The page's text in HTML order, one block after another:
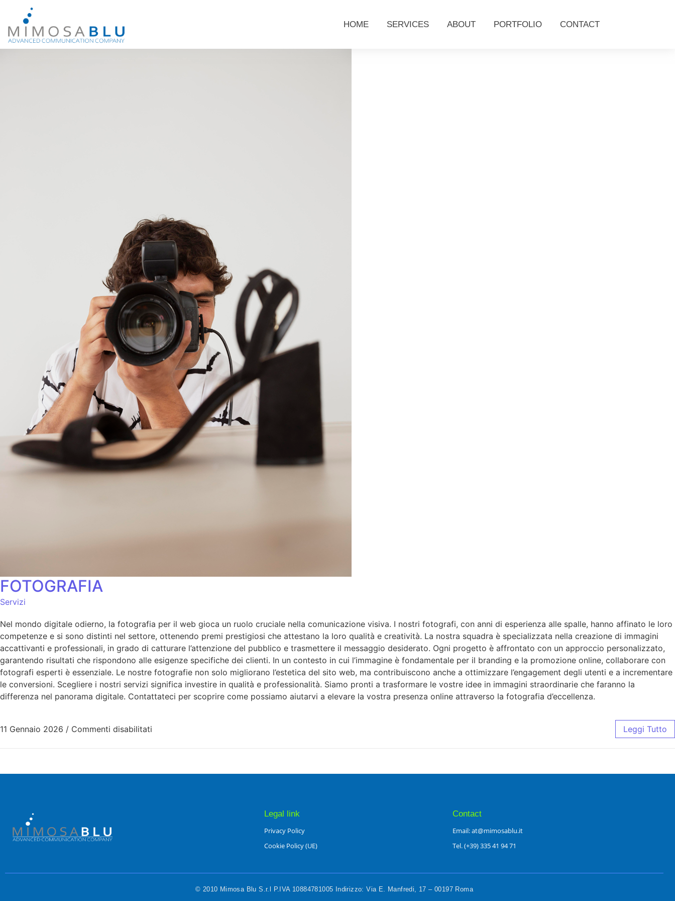
HOME SERVICES ABOUT PORTFOLIO CONTACT
FOTOGRAFIA
Servizi
Nel mondo digitale odierno, la fotografia per il web gioca un ruolo cruciale nella comunicazione visiva. I nostri fotografi, con anni di esperienza alle spalle, hanno affinato le loro
competenze e si sono distinti nel settore, ottenendo premi prestigiosi che attestano la loro qualità e creatività. La nostra squadra è specializzata nella creazione di immagini
accattivanti e professionali, in grado di catturare l’attenzione del pubblico e trasmettere il messaggio desiderato. Ogni progetto è affrontato con un approccio personalizzato,
garantendo risultati che rispondono alle esigenze specifiche dei clienti. In un contesto in cui l’immagine è fondamentale per il branding e la promozione online, collaborare con
fotografi esperti è essenziale. Le nostre fotografie non solo migliorano l’estetica del sito web, ma contribuiscono anche a ottimizzare l’engagement degli utenti e a incrementare
le conversioni. Scegliere i nostri servizi significa investire in qualità e professionalità. Siamo pronti a trasformare le vostre idee in immagini straordinarie che faranno la
differenza nel panorama digitale. Contattateci per scoprire come possiamo aiutarvi a elevare la vostra presenza online attraverso la fotografia d’eccellenza.
11 Gennaio 2026 / Commenti disabilitati Leggi Tutto
Legal link
Privacy Policy
Cookie Policy (UE)
Contact
Email: at@mimosablu.it
Tel. (+39) 335 41 94 71
© 2010 Mimosa Blu S.r.l P.IVA 10884781005 Indirizzo: Via E. Manfredi, 17 – 00197 Roma